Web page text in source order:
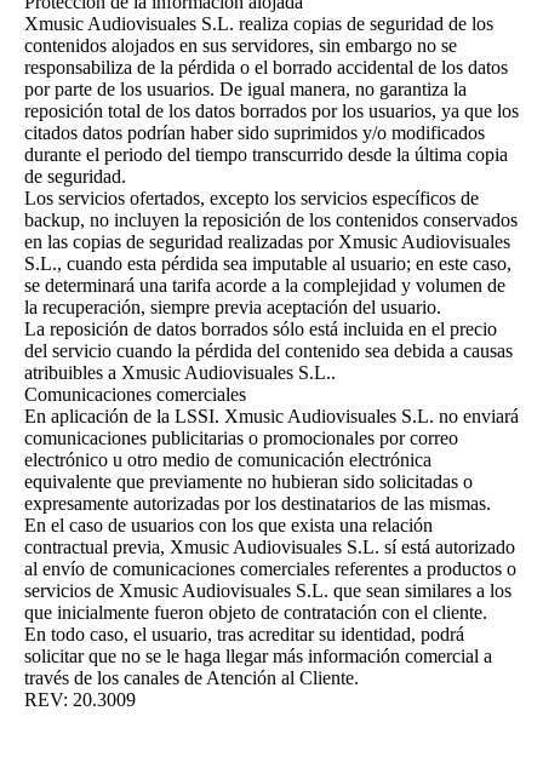
Xmusic Audiovisuales S.L. realiza copias de seguridad de los
contenidos alojados en sus servidores, sin embargo no se
responsabiliza de la pérdida o el borrado accidental de los datos
por parte de los usuarios. De igual manera, no garantiza la
reposición total de los datos borrados por los usuarios, ya que los
citados datos podrían haber sido suprimidos y/o modificados
durante el periodo del tiempo transcurrido desde la última copia
de seguridad.
Los servicios ofertados, excepto los servicios específicos de
backup, no incluyen la reposición de los contenidos conservados
en las copias de seguridad realizadas por Xmusic Audiovisuales
S.L., cuando esta pérdida sea imputable al usuario; en este caso,
se determinará una tarifa acorde a la complejidad y volumen de
la recuperación, siempre previa aceptación del usuario.
La reposición de datos borrados sólo está incluida en el precio
del servicio cuando la pérdida del contenido sea debida a causas
atribuibles a Xmusic Audiovisuales S.L..
Comunicaciones comerciales
En aplicación de la LSSI. Xmusic Audiovisuales S.L. no enviará
comunicaciones publicitarias o promocionales por correo
electrónico u otro medio de comunicación electrónica
equivalente que previamente no hubieran sido solicitadas o
expresamente autorizadas por los destinatarios de las mismas.
En el caso de usuarios con los que exista una relación
contractual previa, Xmusic Audiovisuales S.L. sí está autorizado
al envío de comunicaciones comerciales referentes a productos o
servicios de Xmusic Audiovisuales S.L. que sean similares a los
que inicialmente fueron objeto de contratación con el cliente.
En todo caso, el usuario, tras acreditar su identidad, podrá
solicitar que no se le haga llegar más información comercial a
través de los canales de Atención al Cliente.
REV: 20.3009